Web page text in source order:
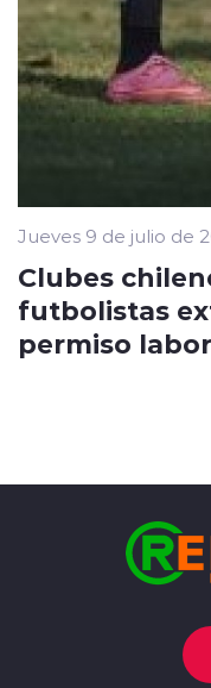
Jueves 9 de julio de
Clubes
futbolistas
permiso